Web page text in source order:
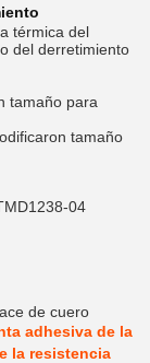
térmica del
del derretimiento
tamaño para
tamaño
04
de cuero
adhesiva de la
la resistencia